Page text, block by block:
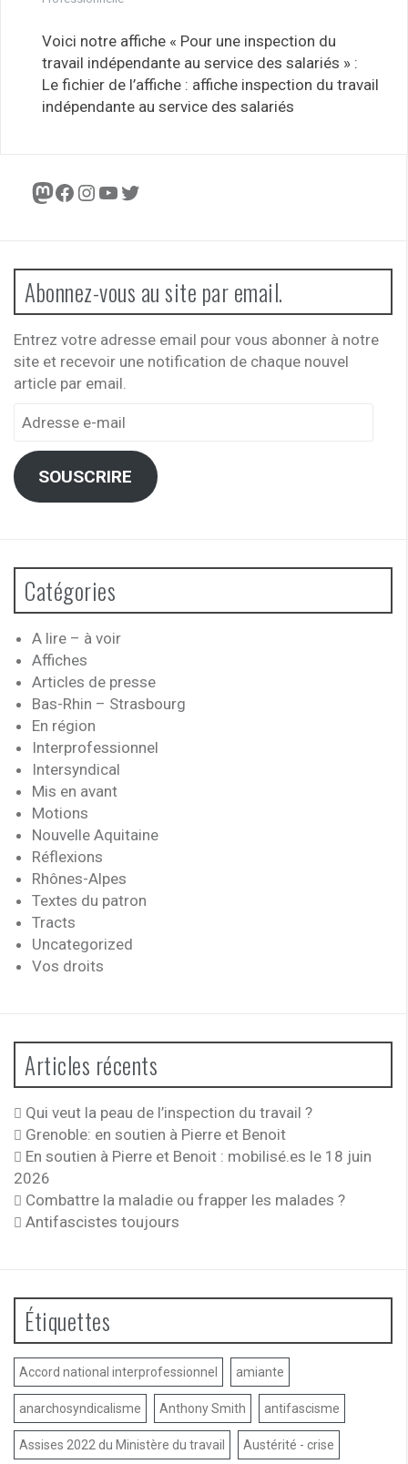
Voici notre affiche « Pour une inspection du
travail indépendante au service des salariés » :
Le fichier de l’affiche : affiche inspection du travail
indépendante au service des salariés
Mastodon
Facebook
Instagram
YouTube
Twitter
Abonnez-vous au site par email.
Entrez votre adresse email pour vous abonner à notre
site et recevoir une notification de chaque nouvel
article par email.
Adresse
mail
SOUSCRIRE
Catégories
A lire – à voir
Affiches
Articles de presse
Bas-Rhin – Strasbourg
En région
Interprofessionnel
Intersyndical
Mis en avant
Motions
Nouvelle Aquitaine
Réflexions
Rhônes-Alpes
Textes du patron
Tracts
Uncategorized
Vos droits
Articles récents
Qui veut la peau de l’inspection du travail ?
Grenoble: en soutien à Pierre et Benoit
En soutien à Pierre et Benoit : mobilisé.es le 18 juin
2026
Combattre la maladie ou frapper les malades ?
Antifascistes toujours
Étiquettes
Accord national interprofessionnel amiante
anarchosyndicalisme Anthony Smith antifascisme
Assises 2022 du Ministère du travail Austérité - crise